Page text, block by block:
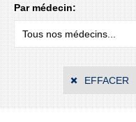
Par médecin:
EFFACER